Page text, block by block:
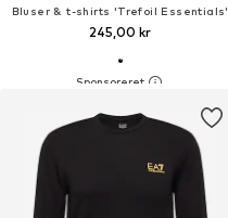
Bluser & t-shirts 'Trefoil Essentials'
245,00 kr